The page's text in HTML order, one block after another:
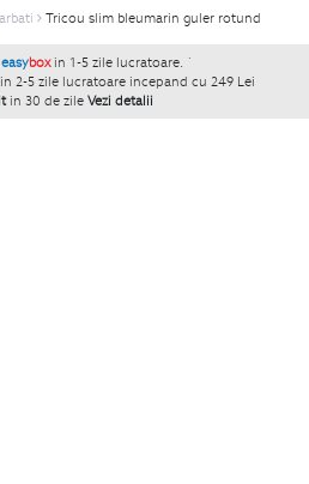
Tricou slim bleumarin guler rotund
easybox in 1-5 zile lucratoare. `
in 2-5 zile lucratoare incepand cu 249 Lei
in 30 de zile Vezi detalii